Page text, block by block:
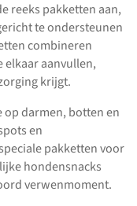
reeks pakketten aan,
te ondersteunen
combineren
elkaar aanvullen,
krijgt.
op darmen, botten en
en
pakketten voor
hondensnacks
verwenmoment.